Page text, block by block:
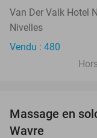
Van Der Valk Hotel
Nivelles
Vendu : 480
Massage en
Wavre